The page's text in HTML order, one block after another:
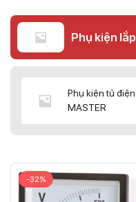
Phụ kiện
Phụ kiện tủ điện
MASTER
-32%